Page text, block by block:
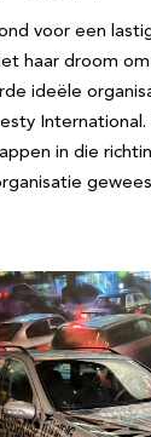
voor een
haar droom
ideële
in die